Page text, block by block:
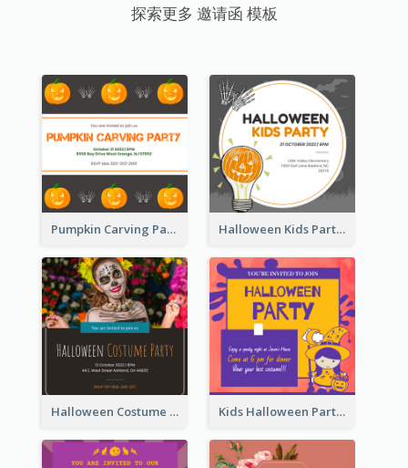
探索更多 邀请函 模板
Pumpkin Carving Party Invitation Halloween Kids Party Invitation
Halloween Costume Party Invitation Kids Halloween Party Invitation